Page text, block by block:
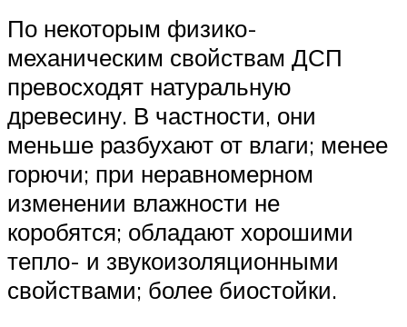
По некоторым физико-
механическим свойствам ДСП
превосходят натуральную
древесину. В частности, они
меньше разбухают от влаги; менее
горючи; при неравномерном
изменении влажности не
коробятся; обладают хорошими
тепло- и звукоизоляционными
свойствами; более биостойки.